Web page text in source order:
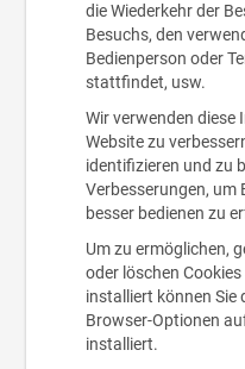
die Wiederkehr der
Besuchs, den
Bedienperson oder
stattfindet, usw.
Wir verwenden
Website zu
identifizieren und zu
Verbesserungen, um
besser bedienen zu
Um zu ermöglichen,
oder löschen
installiert können Sie
Browser-Optionen
installiert.